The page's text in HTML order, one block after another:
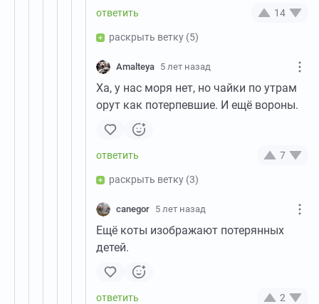
14
раскрыть ветку (5)
Amalteya 5 лет назад
Ха, у нас моря нет, но чайки по утрам
орут как потерпевшие. И ещё вороны.
7
раскрыть ветку (3)
canegor 5 лет назад
Ещё коты изображают потерянных
детей.
2